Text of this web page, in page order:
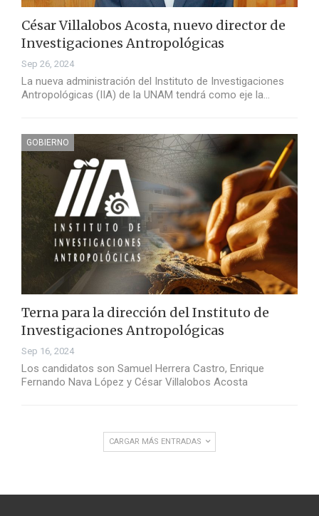
César Villalobos Acosta, nuevo director de
Investigaciones Antropológicas
Sep 26, 2024
La nueva administración del Instituto de Investigaciones
Antropológicas (IIA) de la UNAM tendrá como eje la…
GOBIERNO
Terna para la dirección del Instituto de
Investigaciones Antropológicas
Sep 16, 2024
Los candidatos son Samuel Herrera Castro, Enrique
Fernando Nava López y César Villalobos Acosta
CARGAR MÁS ENTRADAS